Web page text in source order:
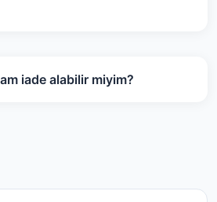
iade alabilir miyim?